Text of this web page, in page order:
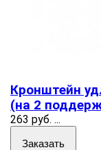
Кронштейн
(на 2
263 руб. ...
Заказать